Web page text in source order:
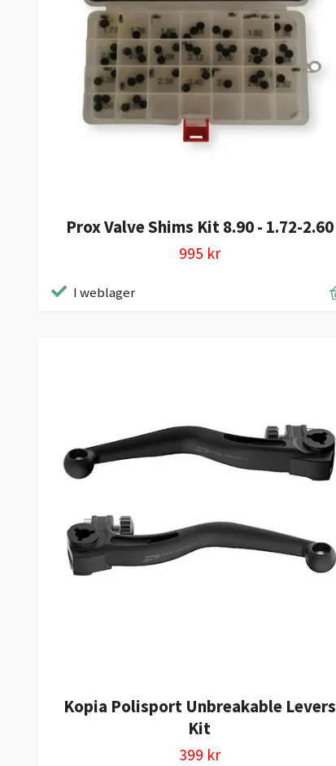
Prox Valve Shims Kit 8.90 - 1.72-2.60
995 kr
I weblager
Kopia Polisport Unbreakable Levers
Kit
399 kr